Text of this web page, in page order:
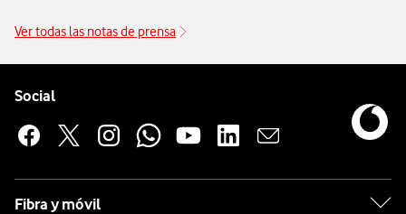
Ver todas las notas de prensa
Social
Fibra y móvil